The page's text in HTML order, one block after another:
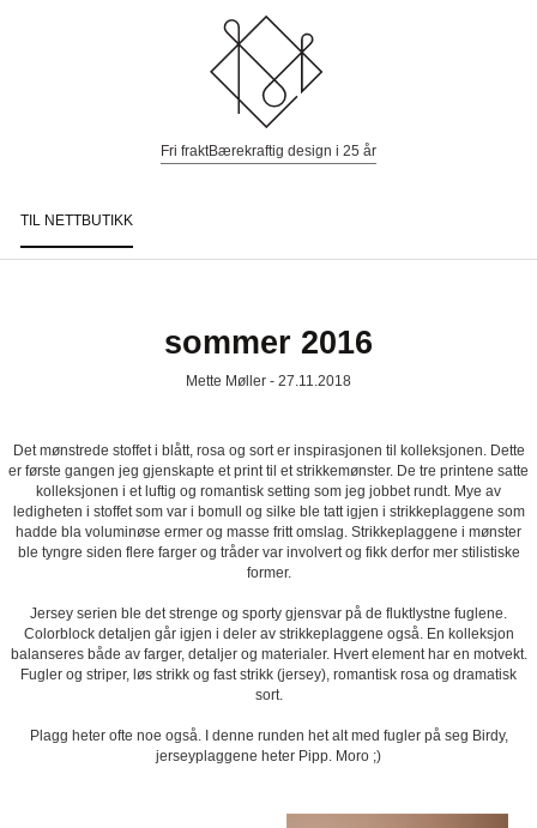
Fri fraktBærekraftig design i 25 år
TIL NETTBUTIKK
sommer 2016
Mette Møller - 27.11.2018
Det mønstrede stoffet i blått, rosa og sort er inspirasjonen til kolleksjonen. Dette
er første gangen jeg gjenskapte et print til et strikkemønster. De tre printene satte
kolleksjonen i et luftig og romantisk setting som jeg jobbet rundt. Mye av
ledigheten i stoffet som var i bomull og silke ble tatt igjen i strikkeplaggene som
hadde bla voluminøse ermer og masse fritt omslag. Strikkeplaggene i mønster
ble tyngre siden flere farger og tråder var involvert og fikk derfor mer stilistiske
former.
Jersey serien ble det strenge og sporty gjensvar på de fluktlystne fuglene.
Colorblock detaljen går igjen i deler av strikkeplaggene også. En kolleksjon
balanseres både av farger, detaljer og materialer. Hvert element har en motvekt.
Fugler og striper, løs strikk og fast strikk (jersey), romantisk rosa og dramatisk
sort.
Plagg heter ofte noe også. I denne runden het alt med fugler på seg Birdy,
jerseyplaggene heter Pipp. Moro ;)